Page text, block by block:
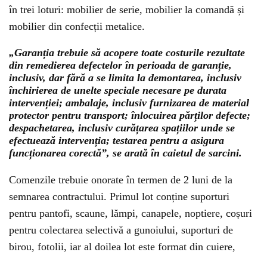
în trei loturi: mobilier de serie, mobilier la comandă și
mobilier din confecții metalice.
„Garanția trebuie să acopere toate costurile rezultate
din remedierea defectelor în perioada de garanție,
inclusiv, dar fără a se limita la demontarea, inclusiv
închirierea de unelte speciale necesare pe durata
intervenției; ambalaje, inclusiv furnizarea de material
protector pentru transport; înlocuirea părților defecte;
despachetarea, inclusiv curățarea spațiilor unde se
efectuează intervenția; testarea pentru a asigura
funcționarea corectă”, se arată în caietul de sarcini.
Comenzile trebuie onorate în termen de 2 luni de la
semnarea contractului. Primul lot conține suporturi
pentru pantofi, scaune, lămpi, canapele, noptiere, coșuri
pentru colectarea selectivă a gunoiului, suporturi de
birou, fotolii, iar al doilea lot este format din cuiere,